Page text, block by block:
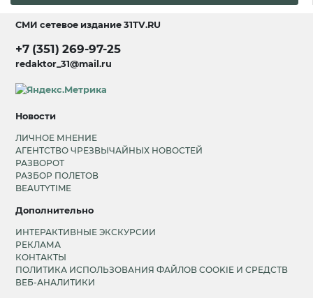
СМИ сетевое издание31TV.RU
+7 (351) 269-97-25
redaktor_31@mail.ru
Новости
ЛИЧНОЕ МНЕНИЕ
АГЕНТСТВО ЧРЕЗВЫЧАЙНЫХ НОВОСТЕЙ
РАЗВОРОТ
РАЗБОР ПОЛЕТОВ
BEAUTYTIME
Дополнительно
ИНТЕРАКТИВНЫЕ ЭКСКУРСИИ
РЕКЛАМА
КОНТАКТЫ
ПОЛИТИКА ИСПОЛЬЗОВАНИЯ ФАЙЛОВ COOKIE И СРЕДСТВ
ВЕБ-АНАЛИТИКИ